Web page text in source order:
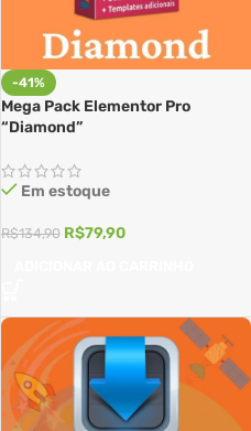
-41%
Mega Pack Elementor Pro
“Diamond”
Em estoque
R$134,90 R$79,90